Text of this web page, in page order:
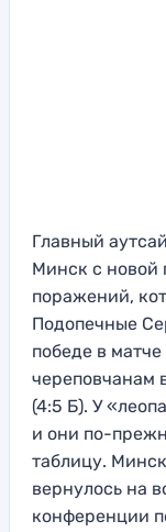
Главный
Минск с новой
поражений,
Подопечные
победе в
череповчанам
(4:5 Б). У
и они по-
таблицу.
вернулось на
конференции